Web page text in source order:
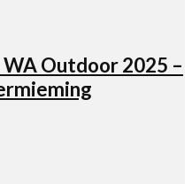
Outdoor 2025 –